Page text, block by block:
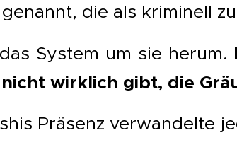
die als kriminell
System um sie herum.
wirklich gibt, die
Präsenz verwandelte